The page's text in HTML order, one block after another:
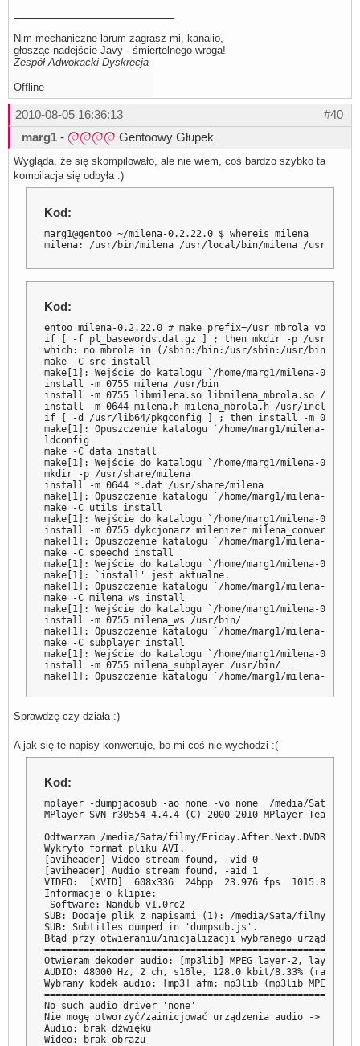
Nim mechaniczne larum zagrasz mi, kanalio,
głosząc nadejście Javy - śmiertelnego wroga!
Zespół Adwokacki Dyskrecja
Offline
#40
2010-08-05 16:36:13
marg1 - Gentoowy Głupek
Wygląda, że się skompilowało, ale nie wiem, coś bardzo szybko ta
kompilacja się odbyła :)
Kod:
marg1@gentoo ~/milena-0.2.22.0 $ whereis milena
milena: /usr/bin/milena /usr/local/bin/milena /usr/
Kod:
entoo milena-0.2.22.0 # make prefix=/usr
if [ -f pl_basewords.dat.gz ] ; then mkdir -p /usr/share/
which: no mbrola in (/sbin:/bin:/usr/sbin:/usr/bin)
make -C src install
make[1]: Wejście do katalogu `/home/marg1/milena-
install -m 0755 milena /usr/bin
install -m 0755 libmilena.so libmilena_mbrola.so /usr/
install -m 0644 milena.h milena_mbrola.h /usr/include/
if [ -d /usr/lib64/pkgconfig ] ; then install -m 0644
make[1]: Opuszczenie katalogu `/home/marg1/milena-
ldconfig
make -C data install
make[1]: Wejście do katalogu `/home/marg1/milena-
mkdir -p /usr/share/milena
install -m 0644 *.dat /usr/share/milena
make[1]: Opuszczenie katalogu `/home/marg1/milena-
make -C utils install
make[1]: Wejście do katalogu `/home/marg1/milena-
install -m 0755 dykcjonarz milenizer milena_convert
make[1]: Opuszczenie katalogu `/home/marg1/milena-
make -C speechd install
make[1]: Wejście do katalogu `/home/marg1/milena-
make[1]: `install' jest aktualne.
make[1]: Opuszczenie katalogu `/home/marg1/milena-
make -C milena_ws install
make[1]: Wejście do katalogu `/home/marg1/milena-
install -m 0755 milena_ws /usr/bin/
make[1]: Opuszczenie katalogu `/home/marg1/milena-
make -C subplayer install
make[1]: Wejście do katalogu `/home/marg1/milena-
install -m 0755 milena_subplayer /usr/bin/
make[1]: Opuszczenie katalogu `/home/marg1/milena-
Sprawdzę czy działa :)
A jak się te napisy konwertuje, bo mi coś nie wychodzi :(
Kod:
mplayer -dumpjacosub -ao none -vo none  /media/Sata/
MPlayer SVN-r30554-4.4.4 (C) 2000-2010 MPlayer Team
Odtwarzam /media/Sata/filmy/
Wykryto format pliku AVI.
[aviheader] Video stream found, -vid 0
[aviheader] Audio stream found, -aid 1
VIDEO:  [XVID]  608x336  24bpp  23.976 fps  1015.8
Informacje o klipie:
Software: Nandub v1.0rc2
SUB: Dodaje plik z napisami (1): /media/Sata/filmy/
SUB: Subtitles dumped in 'dumpsub.js'.
Błąd przy otwieraniu/inicjalizacji wybranego
Otwieram dekoder audio: [mp3lib] MPEG layer-2, layer-3
AUDIO: 48000 Hz, 2 ch, s16le, 128.0 kbit/8.33% (ratio:
Wybrany kodek audio: [mp3] afm: mp3lib (mp3lib MPEG
No such audio driver 'none'
Nie mogę otworzyć/zainicjować urządzenia audio -> brak
Audio: brak dźwięku
Wideo: brak obrazu